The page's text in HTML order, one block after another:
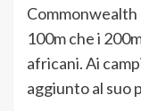
Commonwealth
100m che i
africani. Ai
aggiunto al suo